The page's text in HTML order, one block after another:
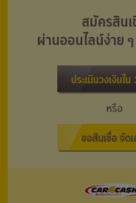
สมัครสิน
ผ่านออนไลน์ง่าย
ประเมินวงเงินใ
หรือ
ขอสินเชื่อ จัด